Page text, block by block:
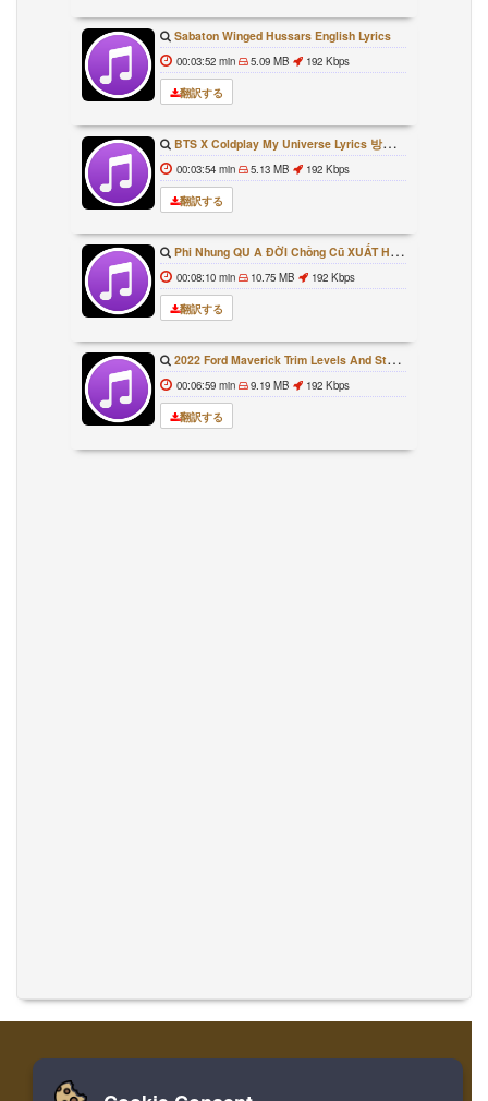
Sabaton Winged Hussars English Lyrics
00:03:52 min 5.09 MB 192 Kbps
翻訳する
BTS X Coldplay My Universe Lyrics 방탄소년단 콜드플레이 My Universe 가사 Color Coded Lyrics Han Rom Eng
00:03:54 min 5.13 MB 192 Kbps
翻訳する
Phi Nhung QU A ĐỜI Chồng Cũ XUẤT HIỆN Khóc Hối Hận Vì Làm Điều KHỦNG KHIẾP Với Cô
00:08:10 min 10.75 MB 192 Kbps
翻訳する
2022 Ford Maverick Trim Levels And Standard Features Explained
00:06:59 min 9.19 MB 192 Kbps
翻訳する